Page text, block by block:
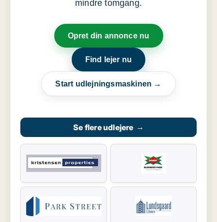
mindre tomgang.
Opret din annonce nu
Find lejer nu
Start udlejningsmaskinen →
Se flere udlejere →